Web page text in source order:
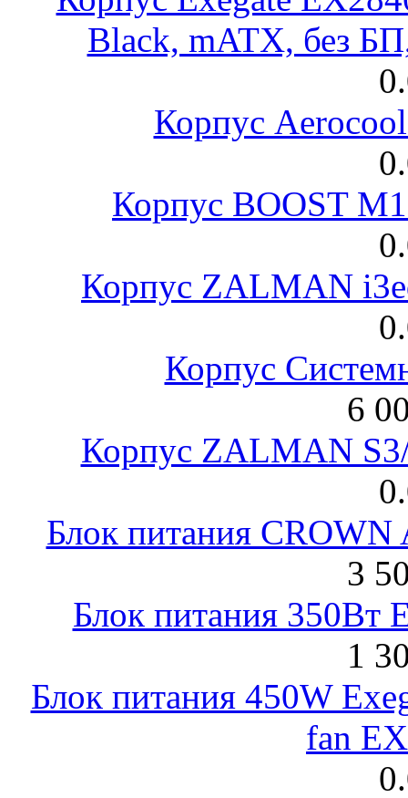
Black, mATX, без
Корпус
Корпус BOOST
Корпус ZALMAN
Корпус
6
Корпус ZALMAN
Блок питания
3
Блок питания 350Вт
1
Блок питания 450W
fan